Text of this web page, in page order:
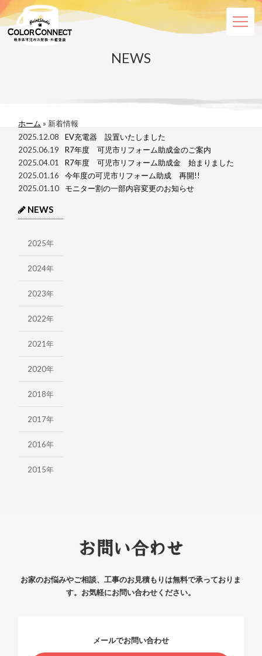
TEL.0120-48-8196
ホーム
エアー鉋工法
シロアリ対策
NEWS
ホーム » 新着情報
2025.12.08
EV充電器 設置いたしました
2025.06.19
R7年度 可児市リフォーム助成金のご案内
2025.04.01
R7年度 可児市リフォーム助成金 始まりました
2025.01.16
今年度の可児市リフォーム助成 再開!!
2025.01.10
モニター割の一部内容変更のお知らせ
NEWS
2025年
2024年
2023年
2022年
2021年
2020年
2018年
2017年
2016年
2015年
お問い合わせ
お家のお悩みやご相談、工事のお見積もりは無料で承っておりま
す。 お気軽にお問い合わせください。
メールでお問い合わせ